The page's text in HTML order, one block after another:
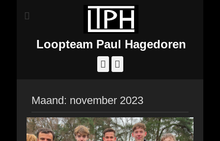
Loopteam Paul Hagedoren
Facebook
Maand: november 2023